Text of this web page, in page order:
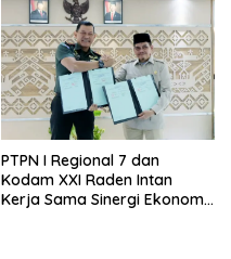
PTPN I Regional 7 dan
Kodam XXI Raden Intan
Kerja Sama Sinergi Ekonomi